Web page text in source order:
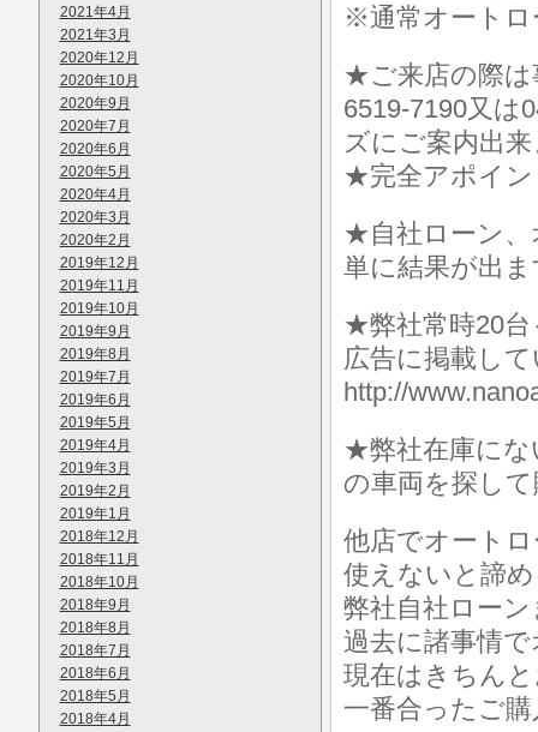
2021年4月
2021年3月
2020年12月
2020年10月
2020年9月
2020年7月
2020年6月
2020年5月
2020年4月
2020年3月
2020年2月
2019年12月
2019年11月
2019年10月
2019年9月
2019年8月
2019年7月
2019年6月
2019年5月
2019年4月
2019年3月
2019年2月
2019年1月
2018年12月
2018年11月
2018年10月
2018年9月
2018年8月
2018年7月
2018年6月
2018年5月
2018年4月
※通常オートロ
★ご来店の際は
6519-7190又は
ズにご案内出
★完全アポイ
★自社ローン、
単に結果が出
★弊社常時20台
広告に掲載し
http://
★弊社在庫にな
の車両を探し
他店でオート
使えないと諦
弊社自社ロー
過去に諸事情
現在はきちん
一番合ったご